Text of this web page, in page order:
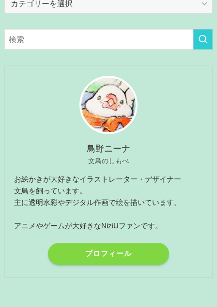
リ
ー
鳥野ニーナ
文鳥のしもべ
お絵かきが大好きなイラストレーター・デザイナー
文鳥を飼っています。
主に透明水彩やデジタル作画で絵を描いています。
アニメやゲームが大好きなNiziUファンです。
プロフィール